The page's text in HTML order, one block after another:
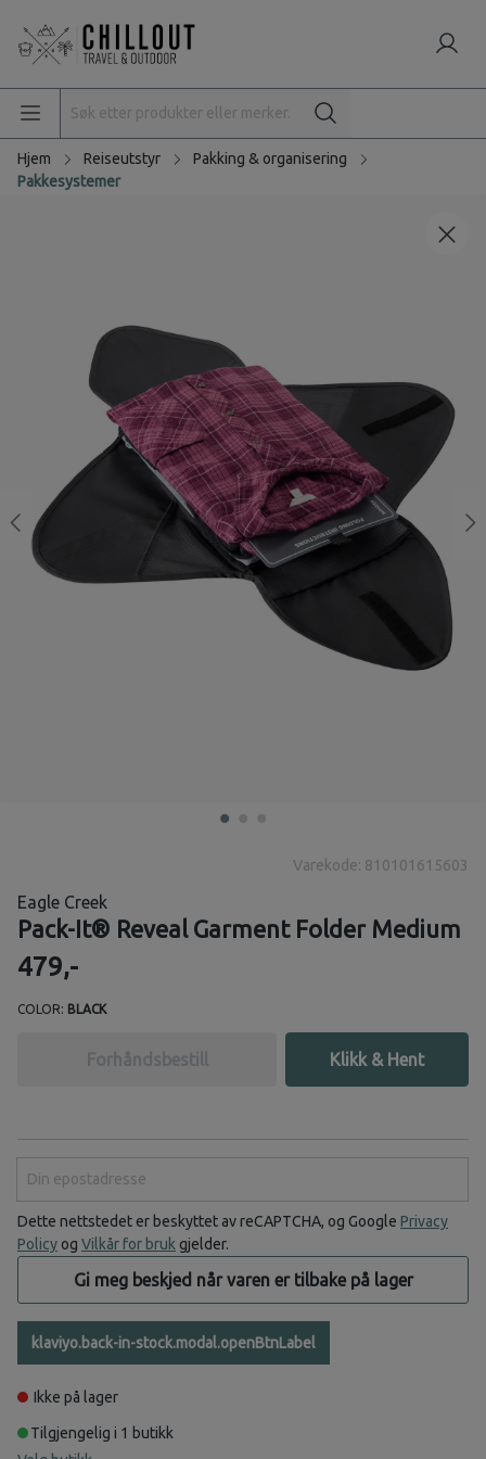
Hjem Reiseutstyr
Pakking & organisering
Pakkesystemer
Varekode: 810101615603
Eagle Creek
Pack-It® Reveal Garment Folder Medium
479,-
COLOR: BLACK
Forhåndsbestill Klikk & Hent
Dette nettstedet er beskyttet av reCAPTCHA, og Google Privacy
Policy og Vilkår for bruk gjelder.
Gi meg beskjed når varen er tilbake på lager
klaviyo.back-in-stock.modal.openBtnLabel
Ikke på lager
Tilgjengelig i 1 butikk